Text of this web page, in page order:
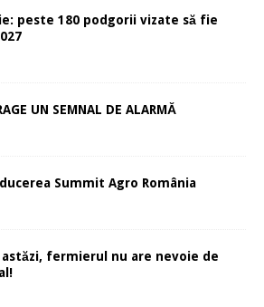
peste 180 podgorii vizate să fie
UN SEMNAL DE ALARMĂ
Summit Agro România
fermierul nu are nevoie de